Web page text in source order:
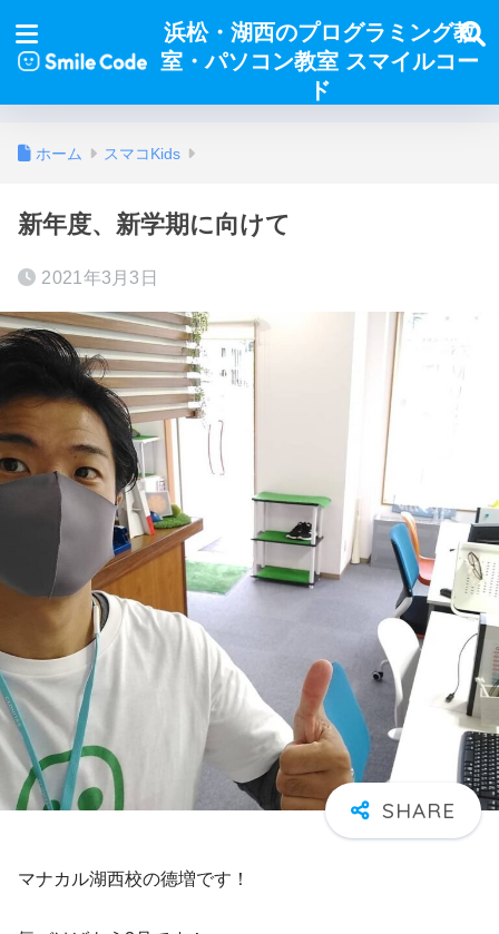
浜松・湖西のプログラミング教
室・パソコン教室 スマイルコー
ド
ホーム スマコKids
新年度、新学期に向けて
2021年3月3日
マナカル湖西校の德増です！